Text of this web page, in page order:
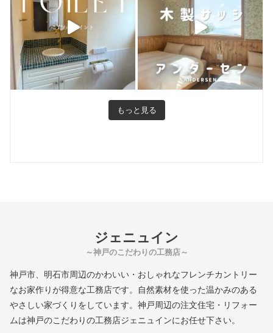
もっと見る
ジェニュイン
～神戸のこだわりの工務店～
神戸市、明石市周辺のかわいい・おしゃれなフレンチカントリー
なお家作りが得意な工務店です。自然素材を使った温かみのある
やさしい家づくりをしています。神戸周辺の注文住宅・リフォー
ムは神戸のこだわりの工務店ジェニュインにお任せ下さい。